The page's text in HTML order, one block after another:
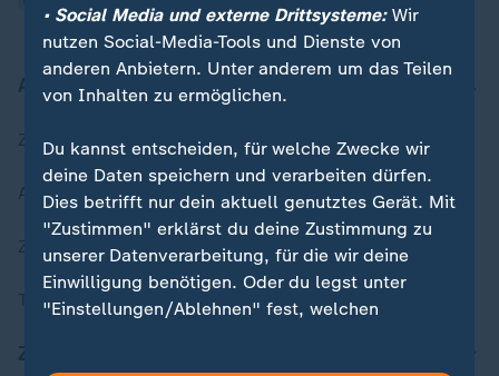
Aktuell bei ZDFheute
Zuletzt veröffentlicht
Aktuelle Sendungs-Videos
ZDFheute Stories
Themen im Überblick
• Social Media und externe Drittsysteme:Wir
nutzen Social-Media-Tools und Dienste von
anderen Anbietern. Unter anderem um das Teilen
von Inhalten zu ermöglichen.
Du kannst entscheiden, für welche Zwecke wir
deine Daten speichern und verarbeiten dürfen.
Dies betrifft nur dein aktuell genutztes Gerät. Mit
"Zustimmen" erklärst du deine Zustimmung zu
unserer Datenverarbeitung, für die wir deine
Einwilligung benötigen. Oder du legst unter
"Einstellungen/Ablehnen" fest, welchen